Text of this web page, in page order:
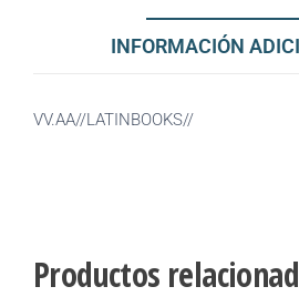
INFORMACIÓN
VV.AA//LATINBOOKS//
Productos